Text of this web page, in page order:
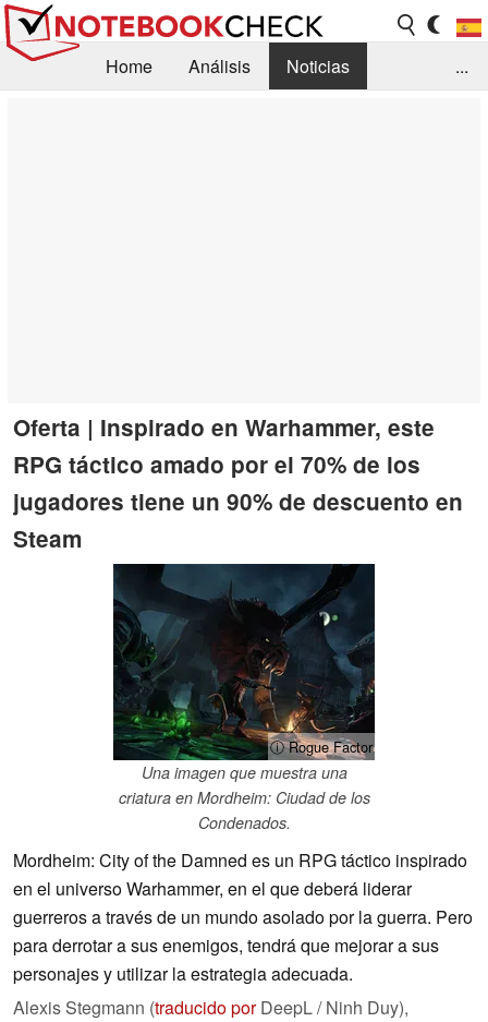
Home Análisis
Noticias
...
Oferta | Inspirado en Warhammer, este
RPG táctico amado por el 70% de los
jugadores tiene un 90% de descuento en
Steam
ⓘ Rogue Factor
Una imagen que muestra una
criatura en Mordheim: Ciudad de los
Condenados.
Mordheim: City of the Damned es un RPG táctico inspirado
en el universo Warhammer, en el que deberá liderar
guerreros a través de un mundo asolado por la guerra. Pero
para derrotar a sus enemigos, tendrá que mejorar a sus
personajes y utilizar la estrategia adecuada.
Alexis Stegmann (traducido porDeepL / Ninh Duy),